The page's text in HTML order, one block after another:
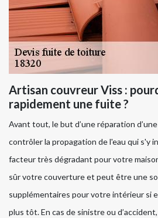
Artisan couvreur Viss :
rapidement une fuite ?
Avant tout, le but d’une réparation
contrôler la propagation de l'eau qui s'y
facteur très dégradant pour votre
sûr votre couverture et peut être une
supplémentaires pour votre intérieur si
plus tôt. En cas de sinistre ou